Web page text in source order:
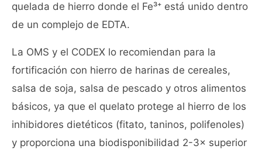
quelada de hierro donde el Fe³⁺ está unido dentro
de un complejo de EDTA.
La OMS y el CODEX lo recomiendan para la
fortificación con hierro de harinas de cereales,
salsa de soja, salsa de pescado y otros alimentos
básicos, ya que el quelato protege al hierro de los
inhibidores dietéticos (fitato, taninos, polifenoles)
y proporciona una biodisponibilidad 2-3× superior